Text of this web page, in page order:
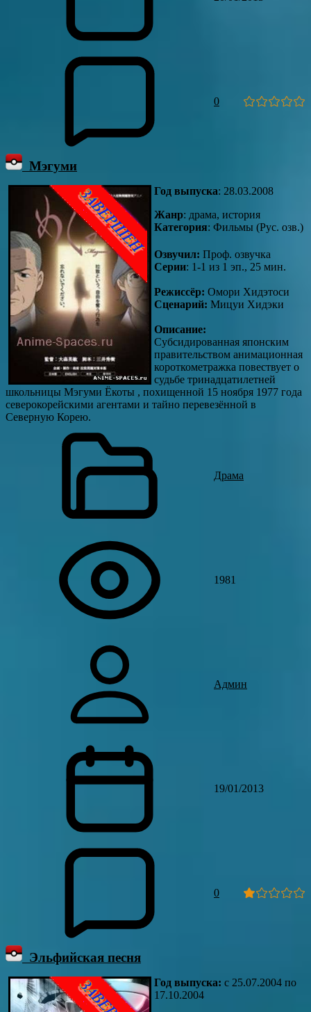
0
Мэгуми
Год выпуска: 28.03.2008
Жанр: драма, история
Категория: Фильмы (Рус. озв.)
Озвучил: Проф. озвучка
Серии: 1-1 из 1 эп., 25 мин.
Режиссёр: Омори Хидэтоси
Сценарий: Мицуи Хидэки
Описание:
Субсидированная японским
правительством анимационная
короткометражка повествует о
судьбе тринадцатилетней
школьницы Мэгуми Ёкоты , похищенной 15 ноября 1977 года
северокорейскими агентами и тайно перевезённой в
Северную Корею.
Драма
1981
Админ
19/01/2013
0
Эльфийская песня
Год выпуска: c 25.07.2004 по
17.10.2004